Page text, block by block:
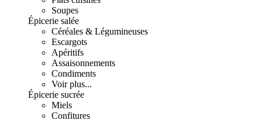
Soupes
Épicerie salée
Céréales & Légumineuses
Escargots
Apéritifs
Assaisonnements
Condiments
Voir plus...
Épicerie sucrée
Miels
Confitures